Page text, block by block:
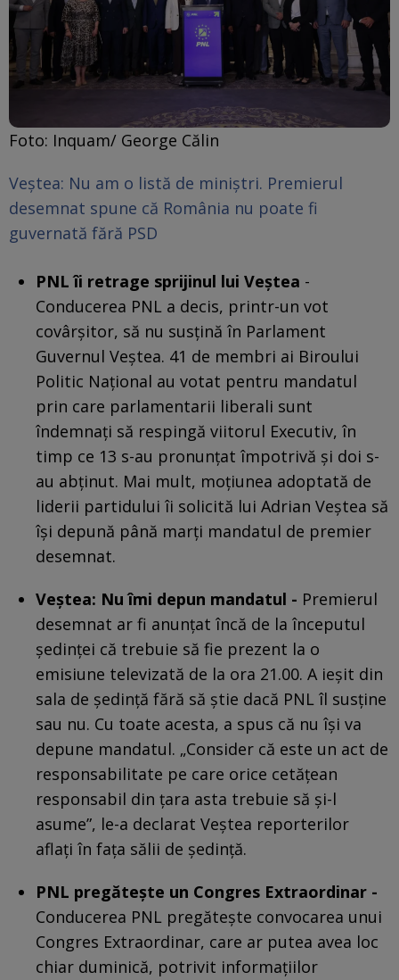
Foto: Inquam/ George Călin
Veștea: Nu am o listă de miniștri. Premierul
desemnat spune că România nu poate fi
guvernată fără PSD
PNL îi retrage sprijinul lui Veștea -
Conducerea PNL a decis, printr-un vot
covârșitor, să nu susțină în Parlament
Guvernul Veștea. 41 de membri ai Biroului
Politic Național au votat pentru mandatul
prin care parlamentarii liberali sunt
îndemnați să respingă viitorul Executiv, în
timp ce 13 s-au pronunțat împotrivă și doi s-
au abținut. Mai mult, moțiunea adoptată de
liderii partidului îi solicită lui Adrian Veștea să
își depună până marți mandatul de premier
desemnat.
Veștea: Nu îmi depun mandatul - Premierul
desemnat ar fi anunțat încă de la începutul
ședinței că trebuie să fie prezent la o
emisiune televizată de la ora 21.00. A ieșit din
sala de ședință fără să știe dacă PNL îl susține
sau nu. Cu toate acesta, a spus că nu își va
depune mandatul. „Consider că este un act de
responsabilitate pe care orice cetățean
responsabil din țara asta trebuie să și-l
asume”, le-a declarat Veștea reporterilor
aflați în fața sălii de ședință.
PNL pregătește un Congres Extraordinar -
Conducerea PNL pregătește convocarea unui
Congres Extraordinar, care ar putea avea loc
chiar duminică, potrivit informațiilor